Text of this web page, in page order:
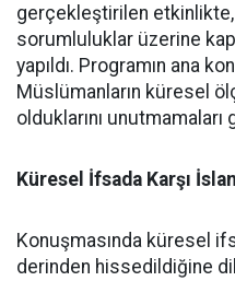
gerçekleştirilen
sorumluluklar üzerine
yapıldı. Programın ana
Müslümanların küresel
olduklarını unutmamaları
Küresel İfsada Karşı
Konuşmasında küresel
derinden hissedildiğine